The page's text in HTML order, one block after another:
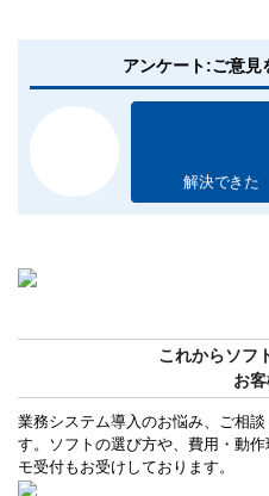
アンケート:ご意見
解決できた
これからソフ
お
業務システム導入のお悩み、ご相
す。ソフトの選び方や、費用・動
モ受付もお受けしております。